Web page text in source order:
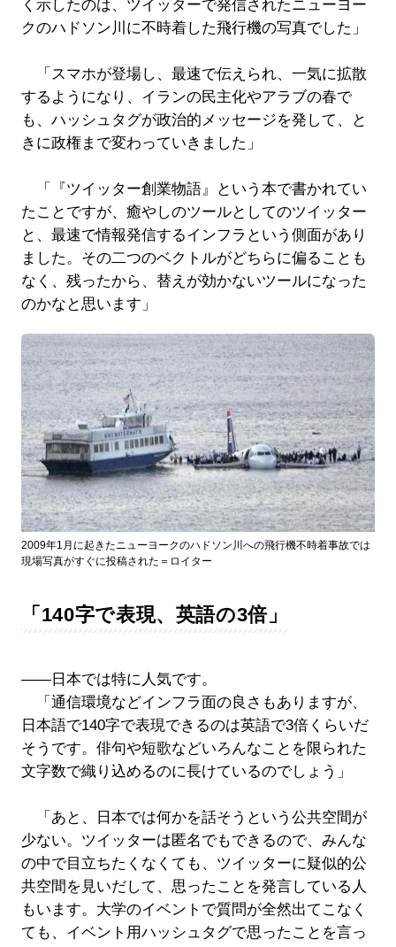
く示したのは、ツイッターで発信されたニューヨー
クのハドソン川に不時着した飛行機の写真でした」
「スマホが登場し、最速で伝えられ、一気に拡散
するようになり、イランの民主化やアラブの春で
も、ハッシュタグが政治的メッセージを発して、と
きに政権まで変わっていきました」
「『ツイッター創業物語』という本で書かれてい
たことですが、癒やしのツールとしてのツイッター
と、最速で情報発信するインフラという側面があり
ました。その二つのベクトルがどちらに偏ることも
なく、残ったから、替えが効かないツールになった
のかなと思います」
2009年1月に起きたニューヨークのハドソン川への飛行機不時着事故では
現場写真がすぐに投稿された＝ロイター
「140字で表現、英語の3倍」
――日本では特に人気です。
「通信環境などインフラ面の良さもありますが、
日本語で140字で表現できるのは英語で3倍くらいだ
そうです。俳句や短歌などいろんなことを限られた
文字数で織り込めるのに長けているのでしょう」
「あと、日本では何かを話そうという公共空間が
少ない。ツイッターは匿名でもできるので、みんな
の中で目立ちたくなくても、ツイッターに疑似的公
共空間を見いだして、思ったことを発言している人
もいます。大学のイベントで質問が全然出てこなく
ても、イベント用ハッシュタグで思ったことを言っ